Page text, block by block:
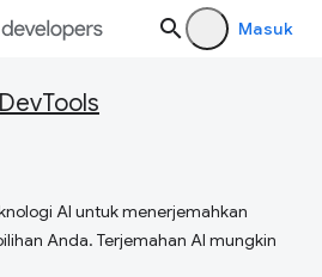
Masuk
AI untuk menerjemahkan
Anda. Terjemahan AI mungkin